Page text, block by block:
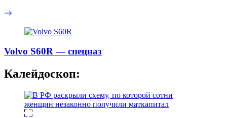
Volvo S60R — спецназ
Калейдоскоп: